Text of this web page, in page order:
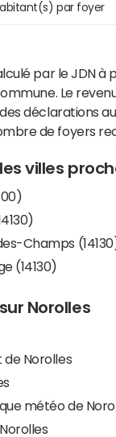
par foyer
par le JDN à
Le
déclarations
de foyers
villes
Champs
(14130)
Norolles
Norolles
météo de